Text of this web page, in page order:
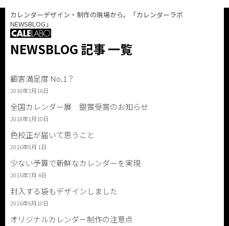
カレンダーデザイン・制作の現場から。「カレンダーラボ
NEWSBLOG」
NEWSBLOG 記事 一覧
顧客満足度 No.1？
2018年3月16日
全国カレンダー展 銀賞受賞のお知らせ
2018年1月10日
色校正が届いて思うこと
2016年9月 1日
少ない予算で新鮮なカレンダーを実現
2016年7月 4日
封入する袋もデザインしました
2016年6月10日
オリジナルカレンダー制作の注意点